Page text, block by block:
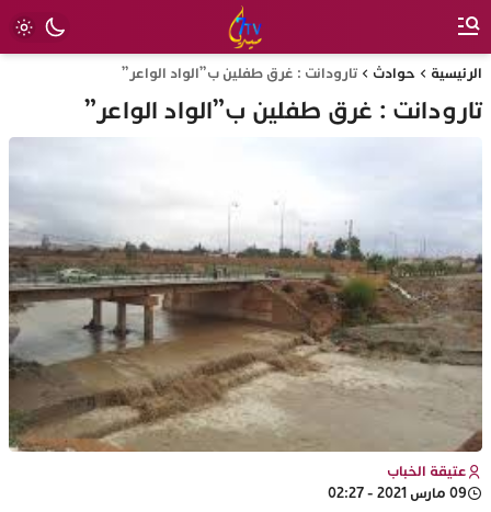
الرئيسية حوادث تارودانت : غرق طفلين ب”الواد الواعر”
تارودانت : غرق طفلين ب”الواد الواعر”
عتيقة الخباب
09 مارس 2021 - 02:27